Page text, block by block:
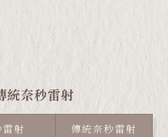
統奈秒雷射
射 傳統奈秒雷射